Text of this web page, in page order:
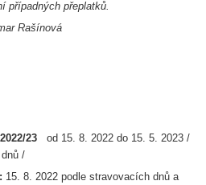
případných přeplatků.
Rašínová
23 od 15. 8. 2022 do 15. 5. 2023 /
/
15. 8. 2022 podle stravovacích dnů a